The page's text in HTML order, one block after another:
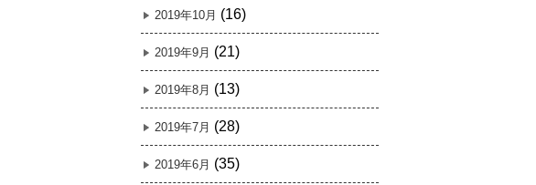
2019年10月 (16)
2019年9月 (21)
2019年8月 (13)
2019年7月 (28)
2019年6月 (35)